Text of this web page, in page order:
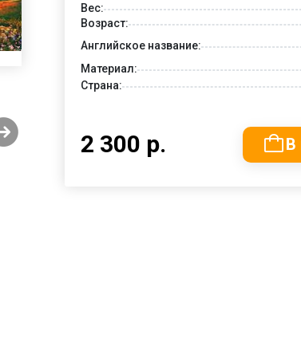
Вес:
Возраст:
Английское название:
Материал:
Страна:
2 300 р. В